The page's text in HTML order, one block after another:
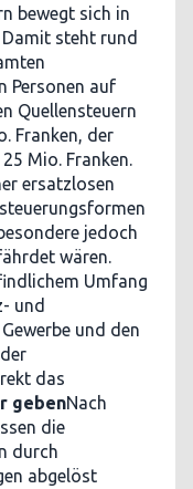
bewegt sich in
steht rund
Personen auf
Quellensteuern
Franken, der
Mio. Franken.
ersatzlosen
jedoch
wären.
Umfang
und
und den
das
gebenNach
die
durch
abgelöst